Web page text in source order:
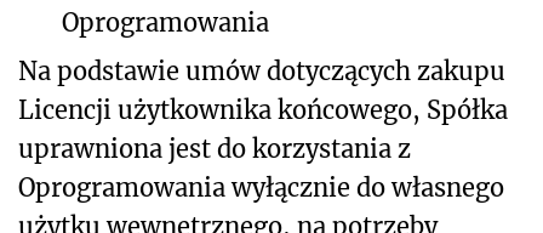
Oprogramowania
Na podstawie umów dotyczących zakupu
Licencji użytkownika końcowego, Spółka
uprawniona jest do korzystania z
Oprogramowania wyłącznie do własnego
użytku wewnętrznego, na potrzeby